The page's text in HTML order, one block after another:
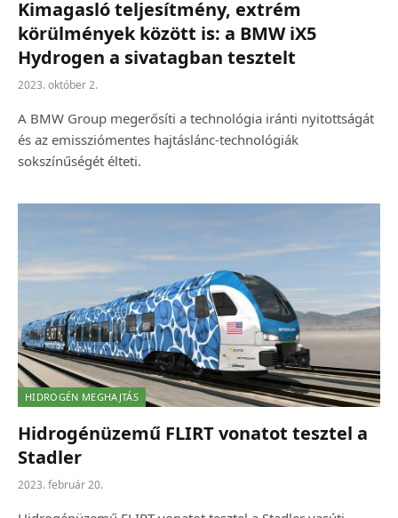
Kimagasló teljesítmény, extrém
körülmények között is: a BMW iX5
Hydrogen a sivatagban tesztelt
2023. október 2.
A BMW Group megerősíti a technológia iránti nyitottságát
és az emissziómentes hajtáslánc-technológiák
sokszínűségét élteti.
HIDROGÉN MEGHAJTÁS
Hidrogénüzemű FLIRT vonatot tesztel a
Stadler
2023. február 20.